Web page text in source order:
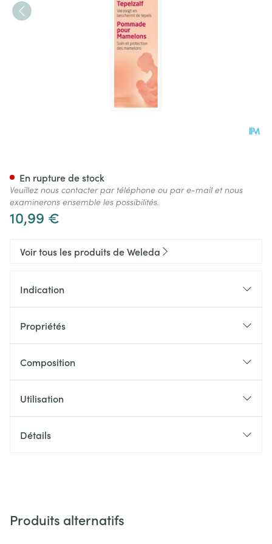
10,99 €
En rupture de stock
Veuillez nous contacter par téléphone ou par e-mail et nous
examinerons ensemble les possibilités.
Voir tous les produits de Weleda
Indication
Propriétés
Composition
Utilisation
Détails
Produits alternatifs